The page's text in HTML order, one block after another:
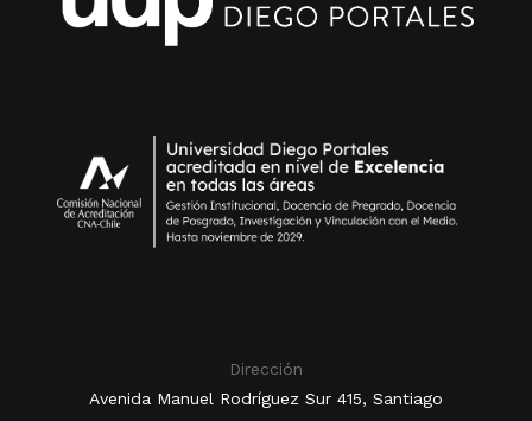
Dirección
Avenida Manuel Rodríguez Sur 415, Santiago